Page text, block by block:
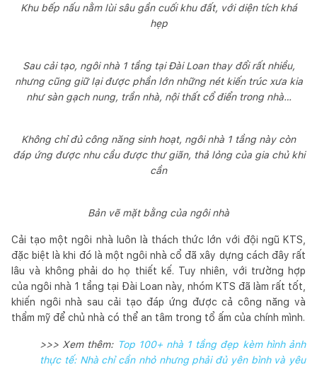
Khu bếp nấu nằm lùi sâu gần cuối khu đất, với diện tích khá
hẹp
Sau cải tạo, ngôi nhà 1 tầng tại Đài Loan thay đổi rất nhiều,
nhưng cũng giữ lại được phần lớn những nét kiến trúc xưa kia
như sàn gạch nung, trần nhà, nội thất cổ điển trong nhà…
Không chỉ đủ công năng sinh hoạt, ngôi nhà 1 tầng này còn
đáp ứng được nhu cầu được thư giãn, thả lỏng của gia chủ khi
cần
Bản vẽ mặt bằng của ngôi nhà
Cải tạo một ngôi nhà luôn là thách thức lớn với đội ngũ KTS,
đặc biệt là khi đó là một ngôi nhà cổ đã xây dựng cách đây rất
lâu và không phải do họ thiết kế. Tuy nhiên, với trường hợp
của ngôi nhà 1 tầng tại Đài Loan này, nhóm KTS đã làm rất tốt,
khiến ngôi nhà sau cải tạo đáp ứng được cả công năng và
thẩm mỹ để chủ nhà có thể an tâm trong tổ ấm của chính mình.
>>> Xem thêm: Top 100+ nhà 1 tầng đẹp kèm hình ảnh
thực tế: Nhà chỉ cần nhỏ nhưng phải đủ yên bình và yêu